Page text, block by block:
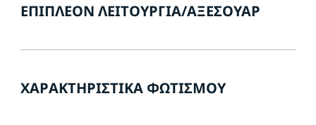
ΕΠΙΠΛΈΟΝ ΛΕΙΤΟΥΡΓΊΑ/ΑΞΕΣΟΥΆΡ
ΧΑΡΑΚΤΗΡΙΣΤΙΚΆ ΦΩΤΙΣΜΟΎ